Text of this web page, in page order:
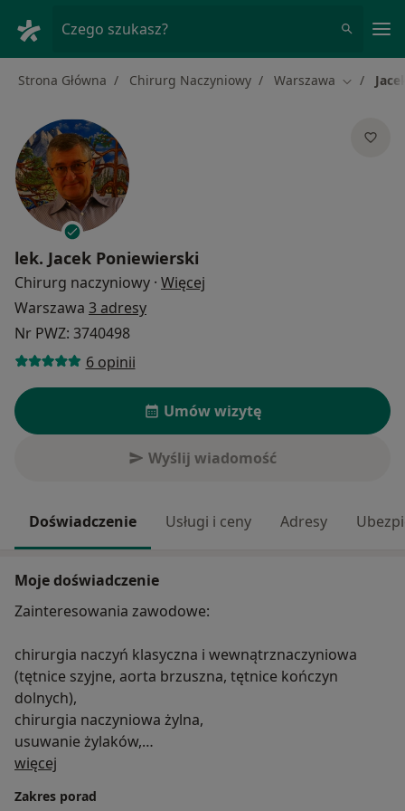
Czego szukasz?
Strona Główna Chirurg Naczyniowy Warszawa Zmień
lek. Jacek Poniewierski
Chirurg naczyniowy · Więcej
Warszawa 3 adresy
Nr PWZ: 3740498
6 opinii
Umów wizytę
Wyślij wiadomość
Doświadczenie Usługi i ceny Adresy
Moje doświadczenie
Zainteresowania zawodowe:
chirurgia naczyń klasyczna i wewnątrznaczyniowa
(tętnice szyjne, aorta brzuszna, tętnice kończyn
dolnych),
chirurgia naczyniowa żylna,
usuwanie żylaków,
flebektomia,
terapia laserowa,
więcej
Zakres porad